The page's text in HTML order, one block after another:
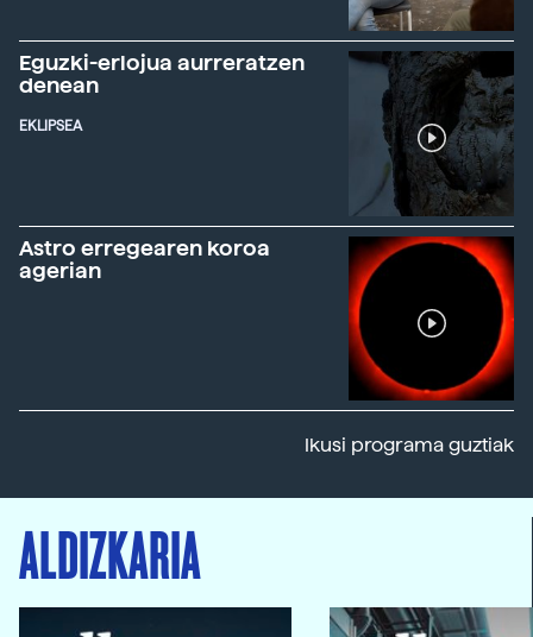
Eguzki-erlojua aurreratzen
denean
EKLIPSEA
Astro erregearen koroa
agerian
Ikusi programa guztiak
ALDIZKARIA